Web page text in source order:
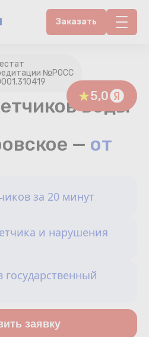
Заказать
№РОСС
5,0
воды
— от
за 20 минут
и нарушения
государственный
заявку